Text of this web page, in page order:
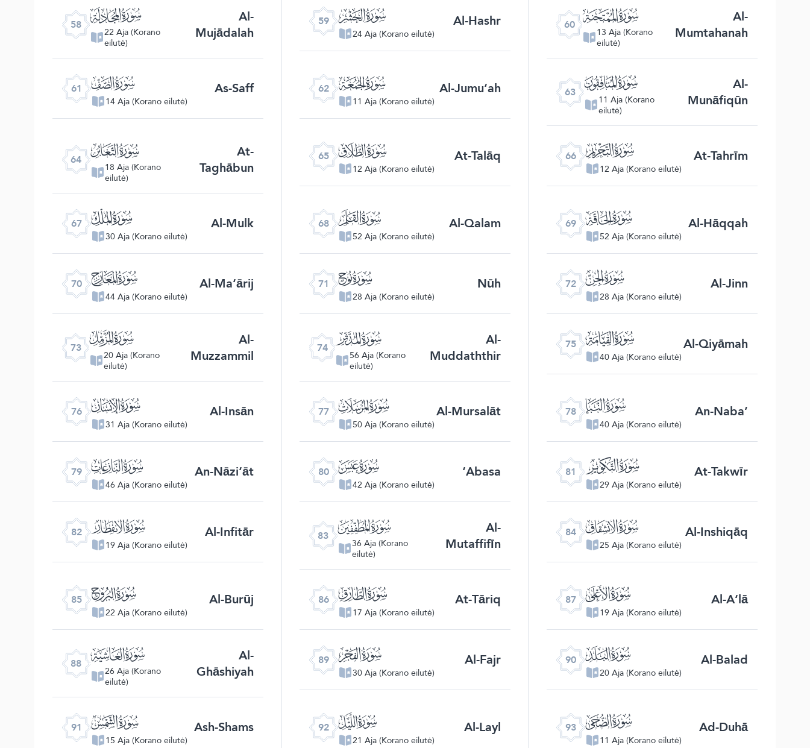
58 ﯧ
22 Aja (Korano
eilutė)
Al-
Mujādalah 59 ﯨ
24 Aja (Korano eilutė)
Al-Hashr 60 ﯩ
13 Aja (Korano
eilutė)
Al-
Mumtahanah
61 ﯪ
14 Aja (Korano eilutė)
As-Saff 62 ﯫ
11 Aja (Korano eilutė)
Al-Jumu‘ah 63 ﯬ
11 Aja (Korano
eilutė)
Al-
Munāfiqūn
64 ﯭ
18 Aja (Korano
eilutė)
At-
Taghābun 65 ﯮ
12 Aja (Korano eilutė)
At-Talāq 66 ﯯ
12 Aja (Korano eilutė)
At-Tahrīm
67 ﯰ
30 Aja (Korano eilutė)
Al-Mulk 68 ﯱ
52 Aja (Korano eilutė)
Al-Qalam 69 ﯲ
52 Aja (Korano eilutė)
Al-Hāqqah
70 ﯳ
44 Aja (Korano eilutė)
Al-Ma‘ārij 71 ﯴ
28 Aja (Korano eilutė)
Nūh 72 ﯵ
28 Aja (Korano eilutė)
Al-Jinn
73 ﯶ
20 Aja (Korano
eilutė)
Al-
Muzzammil 74 ﯷ
56 Aja (Korano
eilutė)
Al-
Muddaththir 75 ﯸ
40 Aja (Korano eilutė)
Al-Qiyāmah
76 ﯹ
31 Aja (Korano eilutė)
Al-Insān 77 ﯺ
50 Aja (Korano eilutė)
Al-Mursalāt 78 ﯻ
40 Aja (Korano eilutė)
An-Naba’
79 ﯼ
46 Aja (Korano eilutė)
An-Nāzi‘āt 80 ﯽ
42 Aja (Korano eilutė)
‘Abasa 81 ﯾ
29 Aja (Korano eilutė)
At-Takwīr
82 ﯿ
19 Aja (Korano eilutė)
Al-Infitār 83 ﰀ
36 Aja (Korano
eilutė)
Al-
Mutaffifīn 84 ﰁ
25 Aja (Korano eilutė)
Al-Inshiqāq
85 ﰂ
22 Aja (Korano eilutė)
Al-Burūj 86 ﰃ
17 Aja (Korano eilutė)
At-Tāriq 87 ﰄ
19 Aja (Korano eilutė)
Al-A‘lā
88 ﰅ
26 Aja (Korano
eilutė)
Al-
Ghāshiyah 89 ﰆ
30 Aja (Korano eilutė)
Al-Fajr 90 ﰇ
20 Aja (Korano eilutė)
Al-Balad
91 ﰈ
15 Aja (Korano eilutė)
Ash-Shams 92 ﰉ
21 Aja (Korano eilutė)
Al-Layl 93 ﰊ
11 Aja (Korano eilutė)
Ad-Duhā